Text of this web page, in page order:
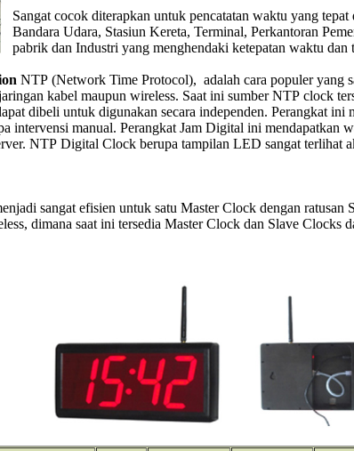
Sangat cocok diterapkan untuk pencatatan waktu yang
Bandara Udara, Stasiun Kereta, Terminal, Perkantoran
pabrik dan Industri yang menghendaki ketepatan waktu dan
NTP (Network Time Protocol), adalah cara populer yang
kabel maupun wireless. Saat ini sumber NTP clock
dibeli untuk digunakan secara independen. Perangkat ini
intervensi manual. Perangkat Jam Digital ini mendapatkan
NTP Digital Clock berupa tampilan LED sangat terlihat
sangat efisien untuk satu Master Clock dengan ratusan
dimana saat ini tersedia Master Clock dan Slave Clocks